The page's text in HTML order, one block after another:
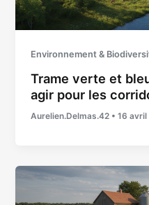
Environnement &
Trame verte et
agir pour les
Aurelien.Delmas.42 •16 avril